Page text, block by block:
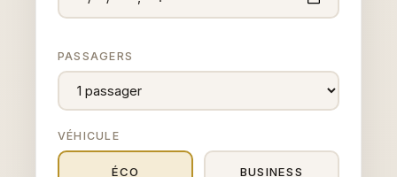
PASSAGERS
VÉHICULE
ÉCO BUSINESS